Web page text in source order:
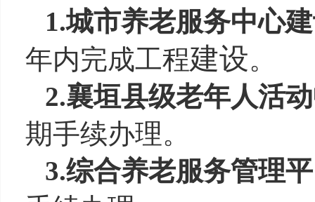
1.城市养老服务中心
年内完成工程建设。
2.襄垣县级老年人活
期手续办理。
3.综合养老服务管理